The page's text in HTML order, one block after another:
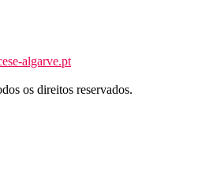
algarve.pt
os direitos reservados.